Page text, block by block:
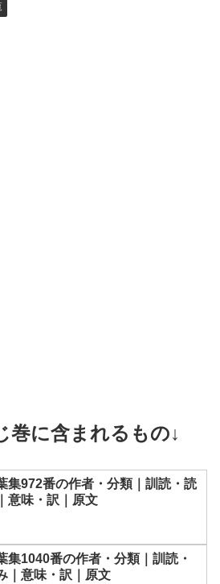
巻に含まれるもの↓
集972番の作者・分類｜訓読・読
意味・訳｜原文
集1040番の作者・分類｜訓読・
｜意味・訳｜原文